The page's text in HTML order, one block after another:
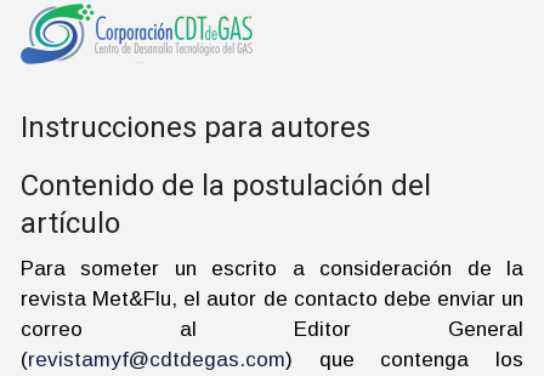
Instrucciones para autores
Contenido de la postulación del
artículo
Para someter un escrito a consideración de la
revista Met&Flu, el autor de contacto debe enviar un
correo al Editor General
(revistamyf@cdtdegas.com) que contenga los